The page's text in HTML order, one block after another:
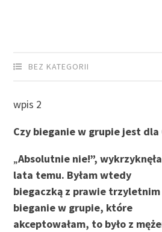
BEZ KATEGORII
wpis 2
Czy bieganie w grupie jest dla
„Absolutnie nie!”,
lata temu. Byłam wtedy
biegaczką z prawie
bieganie w grupie, które
akceptowałam, to było z